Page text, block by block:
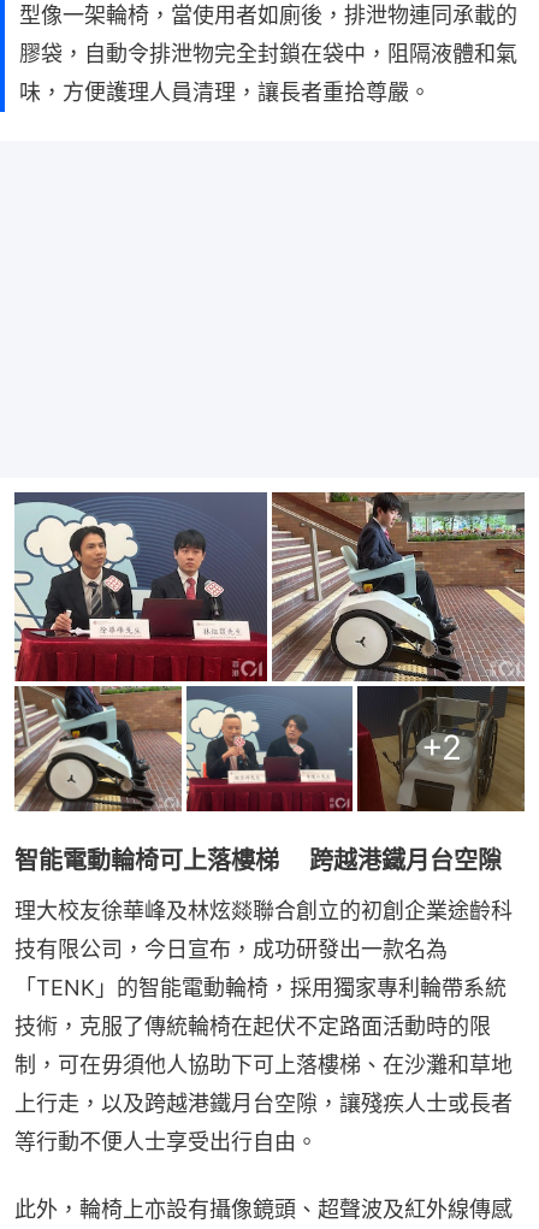
型像一架輪椅，當使用者如廁後，排泄物連同承載的
膠袋，自動令排泄物完全封鎖在袋中，阻隔液體和氣
味，方便護理人員清理，讓長者重拾尊嚴。
+2
智能電動輪椅可上落樓梯 跨越港鐵月台空隙
理大校友徐華峰及林炫燚聯合創立的初創企業途齡科
技有限公司，今日宣布，成功研發出一款名為
「TENK」的智能電動輪椅，採用獨家專利輪帶系統
技術，克服了傳統輪椅在起伏不定路面活動時的限
制，可在毋須他人協助下可上落樓梯、在沙灘和草地
上行走，以及跨越港鐵月台空隙，讓殘疾人士或長者
等行動不便人士享受出行自由。
此外，輪椅上亦設有攝像鏡頭、超聲波及紅外線傳感